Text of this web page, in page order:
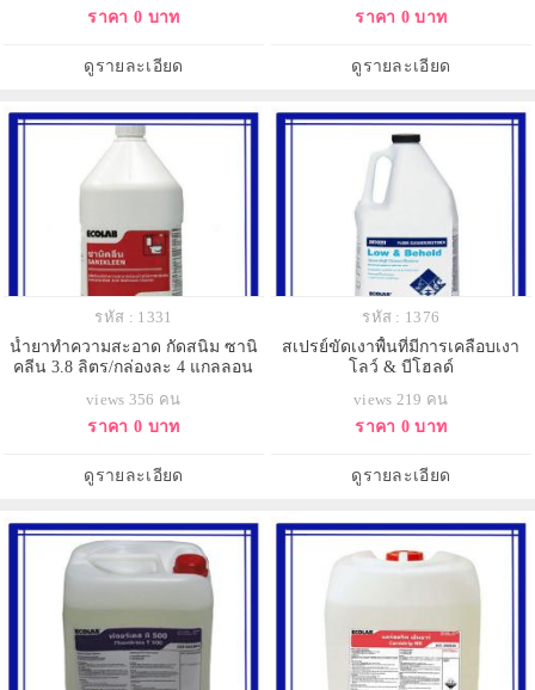
ราคา 0 บาท
ดูรายละเอียด
ราคา 0 บาท
ดูรายละเอียด
รหัส : 1331
น้ำยาทำความสะอาด กัดสนิม ซานิ
คลีน 3.8 ลิตร/กล่องละ 4 แกลลอน
views 356 คน
ราคา 0 บาท
ดูรายละเอียด
รหัส : 1376
สเปรย์ขัดเงาพื้นที่มีการเคลือบเงา
โลว์ & บีโฮลด์
views 219 คน
ราคา 0 บาท
ดูรายละเอียด